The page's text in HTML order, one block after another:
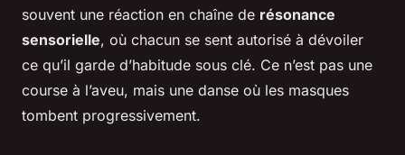
souvent une réaction en chaîne de résonance
sensorielle, où chacun se sent autorisé à dévoiler
ce qu’il garde d’habitude sous clé. Ce n’est pas une
course à l’aveu, mais une danse où les masques
tombent progressivement.